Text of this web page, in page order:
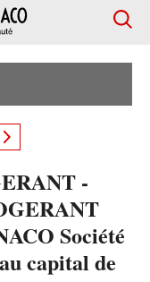
-
Société
capital de